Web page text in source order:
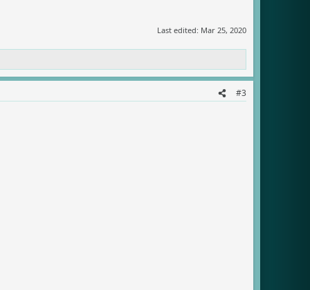
Last edited: Mar 25, 2020
#3